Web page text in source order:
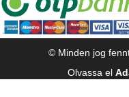
© Minden jog
Olvassa el